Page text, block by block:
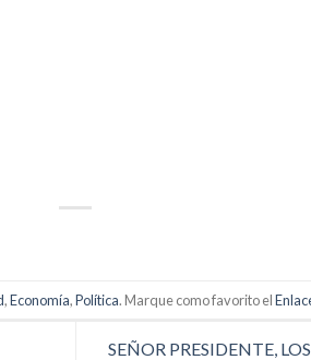
,Economía,Política. Marque como favorito el
SEÑOR PRESIDENTE,